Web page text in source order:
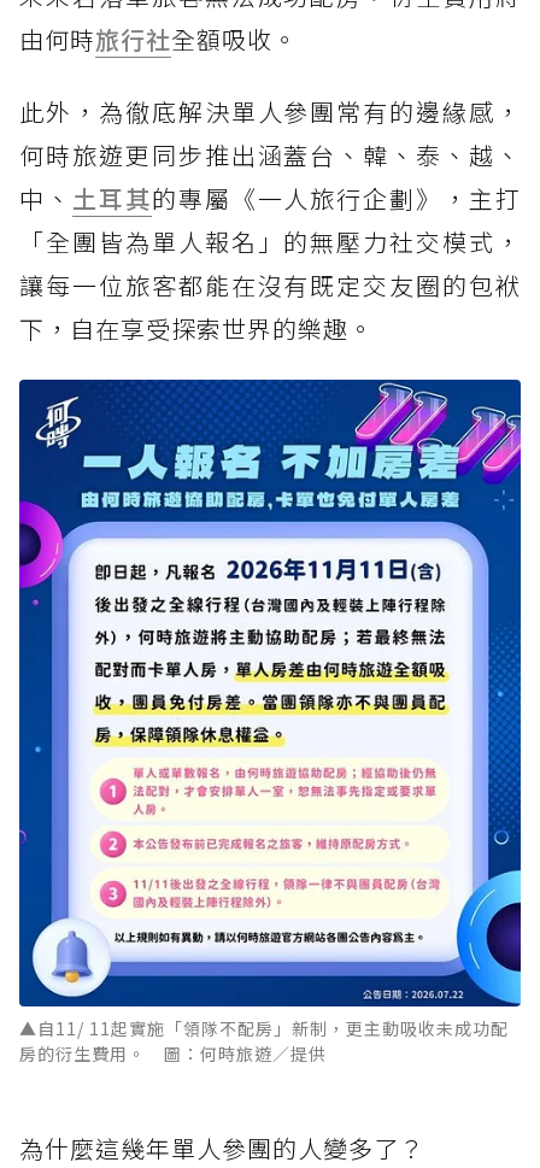
由何時旅行社全額吸收。
此外，為徹底解決單人參團常有的邊緣感，
何時旅遊更同步推出涵蓋台、韓、泰、越、
中、 土耳其的專屬《一人旅行企劃》，主打
「全團皆為單人報名」的無壓力社交模式，
讓每一位旅客都能在沒有既定交友圈的包袱
下，自在享受探索世界的樂趣。
▲自11/ 11起實施「領隊不配房」新制，更主動吸收未成功配
房的衍生費用。 圖：何時旅遊／提供
為什麼這幾年單人參團的人變多了？